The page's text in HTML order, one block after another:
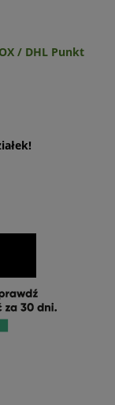
/ DHL Punkt